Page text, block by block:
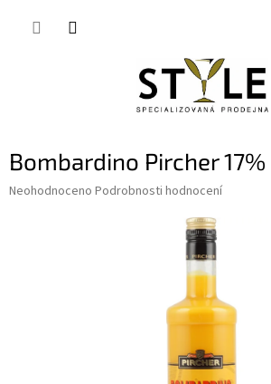
Bombardino Pircher
Průměrné
Neohodnoceno Podrobnosti hodnocení